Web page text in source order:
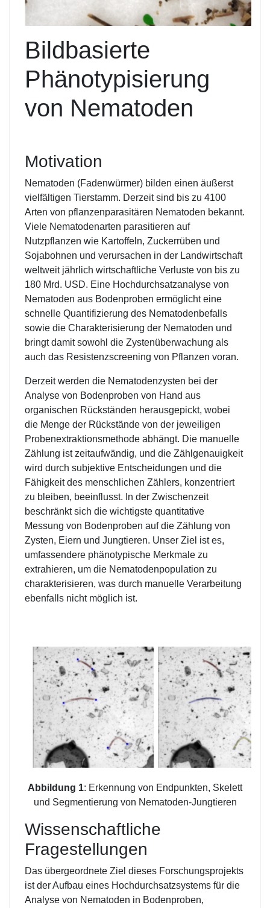
Bildbasierte
Phänotypisierung
von Nematoden
Motivation
Nematoden (Fadenwürmer) bilden einen äußerst
vielfältigen Tierstamm. Derzeit sind bis zu 4100
Arten von pflanzenparasitären Nematoden bekannt.
Viele Nematodenarten parasitieren auf
Nutzpflanzen wie Kartoffeln, Zuckerrüben und
Sojabohnen und verursachen in der Landwirtschaft
weltweit jährlich wirtschaftliche Verluste von bis zu
180 Mrd. USD. Eine Hochdurchsatzanalyse von
Nematoden aus Bodenproben ermöglicht eine
schnelle Quantifizierung des Nematodenbefalls
sowie die Charakterisierung der Nematoden und
bringt damit sowohl die Zystenüberwachung als
auch das Resistenzscreening von Pflanzen voran.
Derzeit werden die Nematodenzysten bei der
Analyse von Bodenproben von Hand aus
organischen Rückständen herausgepickt, wobei
die Menge der Rückstände von der jeweiligen
Probenextraktionsmethode abhängt. Die manuelle
Zählung ist zeitaufwändig, und die Zählgenauigkeit
wird durch subjektive Entscheidungen und die
Fähigkeit des menschlichen Zählers, konzentriert
zu bleiben, beeinflusst. In der Zwischenzeit
beschränkt sich die wichtigste quantitative
Messung von Bodenproben auf die Zählung von
Zysten, Eiern und Jungtieren. Unser Ziel ist es,
umfassendere phänotypische Merkmale zu
extrahieren, um die Nematodenpopulation zu
charakterisieren, was durch manuelle Verarbeitung
ebenfalls nicht möglich ist.
Abbildung 1: Erkennung von Endpunkten, Skelett
und Segmentierung von Nematoden-Jungtieren
Wissenschaftliche
Fragestellungen
Das übergeordnete Ziel dieses Forschungsprojekts
ist der Aufbau eines Hochdurchsatzsystems für die
Analyse von Nematoden in Bodenproben,